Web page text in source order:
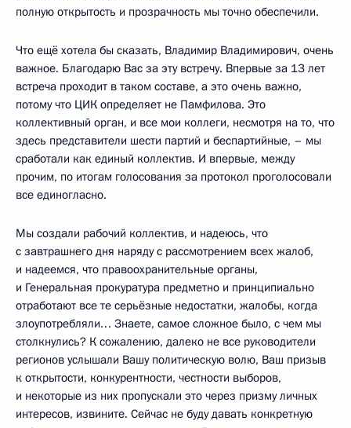
полную открытость и прозрачность мы точно обеспечили.
Что ещё хотела бы сказать, Владимир Владимирович, очень
важное. Благодарю Вас за эту встречу. Впервые за 13 лет
встреча проходит в таком составе, а это очень важно,
потому что ЦИК определяет не Памфилова. Это
коллективный орган, и все мои коллеги, несмотря на то, что
здесь представители шести партий и беспартийные, – мы
сработали как единый коллектив. И впервые, между
прочим, по итогам голосования за протокол проголосовали
все единогласно.
Мы создали рабочий коллектив, и надеюсь, что
с завтрашнего дня наряду с рассмотрением всех жалоб,
и надеемся, что правоохранительные органы,
и Генеральная прокуратура предметно и принципиально
отработают все те серьёзные недостатки, жалобы, когда
злоупотребляли… Знаете, самое сложное было, с чем мы
столкнулись? К сожалению, далеко не все руководители
регионов услышали Вашу политическую волю, Ваш призыв
к открытости, конкурентности, честности выборов,
и некоторые из них пропускали это через призму личных
интересов, извините. Сейчас не буду давать конкретную